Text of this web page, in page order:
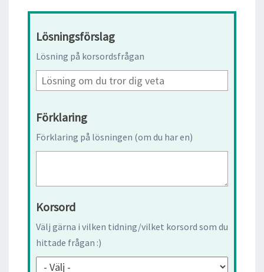
Lösningsförslag
Lösning på korsordsfrågan
Förklaring
Förklaring på lösningen (om du har en)
Korsord
Välj gärna i vilken tidning/vilket korsord som du
hittade frågan :)